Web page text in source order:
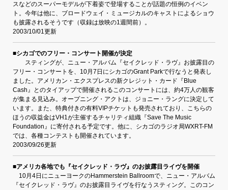
スなどのスーパーモデルが下着姿で登場することが話題の恒例のイベン
ト。今年は他に、ブロードウェイ・ミュージカルのキャストによるショウ
も披露されるそうです（収録は放映の1週間前）。
2003/10/01更新
■シカゴでのフリー・コンサート開催が決定
スティングが、ニュー・アルバム『セイクレッド・ラヴ』お披露目の
フリー・コンサートを、10月7日にシカゴのGrant Parkで行なうと発表し
ました。アメリカン・エクスプレスの新クレジット・カード『Blue
Cash』とのタイアップで開催されるこのコンサートには、約4万人の観客
が集まる見込み。オープニング・アクトは、ジョニー・ラングに決定して
います。また、特典付きの有料VIPチケットも発売されており、こちらの
ほうの収益金はVH1が主催するチャリティ組織『Save The Music
Foundation』に寄付される予定です。他に、シカゴのラジオ局WXRT-FM
では、各種コンテストも開催されています。
2003/09/26更新
■アメリカ各地でも『セイクレッド・ラヴ』のお披露目ライヴを開催
10月4日にニューヨークのHammerstein Ballroomで、ニュー・アルバム
『セイクレッド・ラヴ』のお披露目ライヴを行なうスティング。このコン